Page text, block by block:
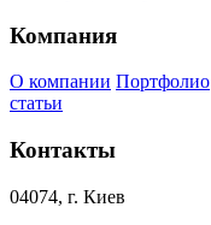
Компания
О компании Портфолио
статьи
Контакты
04074, г. Киев